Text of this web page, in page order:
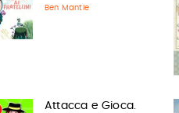
Ben Mantle
Attacca e Gioca.